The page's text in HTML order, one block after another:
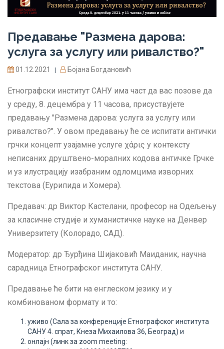
Предавање "Размена дарова:
услуга за услугу или ривалство?"
01.12.2021 | Бојана Богдановић
Етнографски институт САНУ има част да вас позове да
у среду, 8. децембра у 11 часова, присуствујете
предавању "Размена дарова: услуга за услугу или
ривалство?". У овом предавању ће се испитати антички
грчки концепт узајамне услуге χάρις у контексту
неписаних друштвено-моралних кодова античке Грчке
и уз илустрацију изабраним одломцима изворних
текстова (Еурипида и Хомера).
Предавач: др Виктор Кастелани, професор на Одељењу
за класичне студије и хуманистичке науке на Денвер
Универзитету (Колорадо, САД).
Модератор: др Ђурђина Шијаковић Маиданик, научна
сарадница Етнографског института САНУ.
Предавање ће бити на енглеском језику и у
комбинованом формату и то:
уживо (Сала за конференцијe Етнографског института
САНУ 4. спрат, Кнеза Михаилова 36, Београд) и
онлајн (линк за zoom meeting: